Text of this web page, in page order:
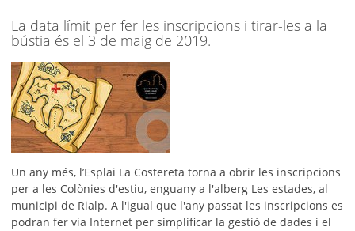
BELL-LLOC SOLUCIONA
La data límit per fer les inscripcions i tirar-les a la
bústia és el 3 de maig de 2019.
Un any més, l’Esplai La Costereta torna a obrir les inscripcions
per a les Colònies d'estiu, enguany a l'alberg Les estades, al
municipi de Rialp. A l'igual que l'any passat les inscripcions es
podran fer via Internet per simplificar la gestió de dades i el